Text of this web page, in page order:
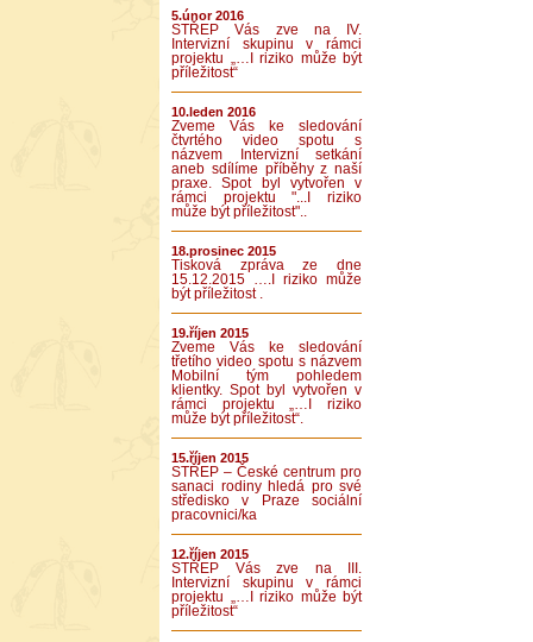
5.únor 2016
STŘEP Vás zve na IV.
Intervizní skupinu v rámci
projektu „…I riziko může být
příležitost“
10.leden 2016
Zveme Vás ke sledování
čtvrtého video spotu s
názvem Intervizní setkání
aneb sdílíme příběhy z naší
praxe. Spot byl vytvořen v
rámci projektu "...I riziko
může být příležitost"..
18.prosinec 2015
Tisková zpráva ze dne
15.12.2015 ….I riziko může
být příležitost .
19.říjen 2015
Zveme Vás ke sledování
třetího video spotu s názvem
Mobilní tým pohledem
klientky. Spot byl vytvořen v
rámci projektu „…I riziko
může být příležitost“.
15.říjen 2015
STŘEP – České centrum pro
sanaci rodiny hledá pro své
středisko v Praze sociální
pracovnici/ka
12.říjen 2015
STŘEP Vás zve na III.
Intervizní skupinu v rámci
projektu „…I riziko může být
příležitost“